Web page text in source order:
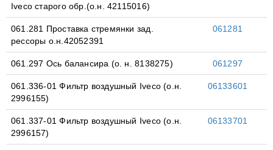
Iveco старого обр.(о.н. 42115016)
061.281 Проставка стремянки зад.
рессоры о.н.42052391
061281
061.297 Ось балансира (о. н. 8138275) 061297
061.336-01 Фильтр воздушный Iveco (о.н.
2996155)
06133601
061.337-01 Фильтр воздушный Iveco (о.н.
2996157)
06133701